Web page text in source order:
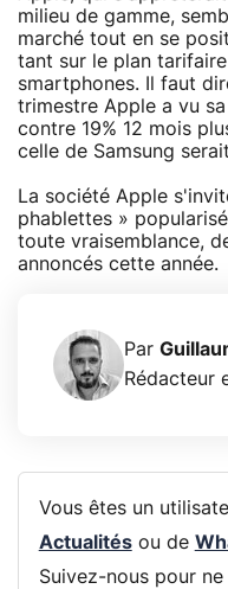
milieu de gamme,
marché tout en se
tant sur le plan
smartphones. Il faut
trimestre Apple a vu
contre 19% 12 mois
celle de Samsung
La société Apple
phablettes »
toute vraisemblance,
annoncés cette année.
Par
Rédacteur
Vous êtes un
Actualitésou de
Suivez-nous pour